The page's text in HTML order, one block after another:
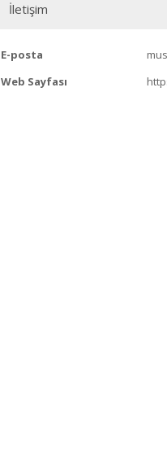
İletişim
E-posta
Web Sayfası